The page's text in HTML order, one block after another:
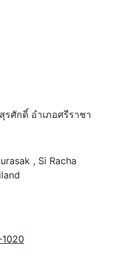
ศักดิ์ อำเภอศรีราชา
, Si Racha